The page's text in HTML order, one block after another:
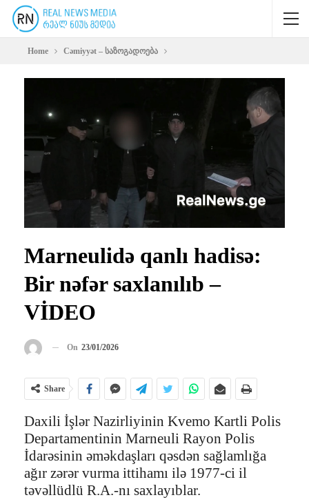
Home Cəmiyyət – საზოგადოება
Marneulidə qanlı hadisə:
Bir nəfər saxlanılıb –
VİDEO
On 23/01/2026
Share
Daxili İşlər Nazirliyinin Kvemo Kartli Polis
Departamentinin Marneuli Rayon Polis
İdarəsinin əməkdaşları qəsdən sağlamlığa
ağır zərər vurma ittihamı ilə 1977-ci il
təvəllüdlü R.A.-nı saxlayıblar.